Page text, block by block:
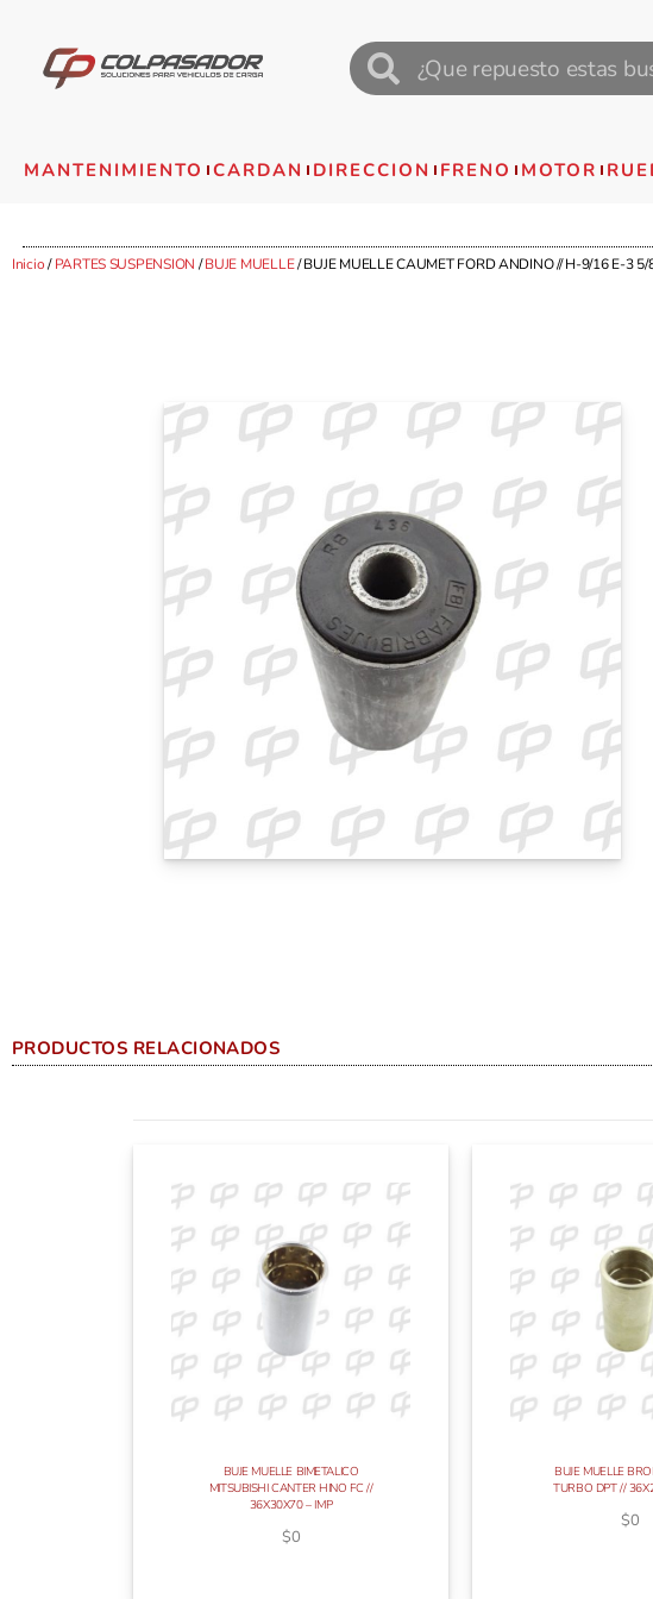
MANTENIMIENTO CARDAN DIRECCION FRENO MOTOR
Inicio/PARTES SUSPENSION /BUJE MUELLE/ BUJE MUELLE CAUMET FORD ANDINO // H-9/16 E-3
PRODUCTOS RELACIONADOS
BUJE MUELLE BIMETALICO
MITSUBISHI CANTER HINO FC //
36X30X70 – IMP
$0
BUJE MUELLE
TURBO DPT //
$0